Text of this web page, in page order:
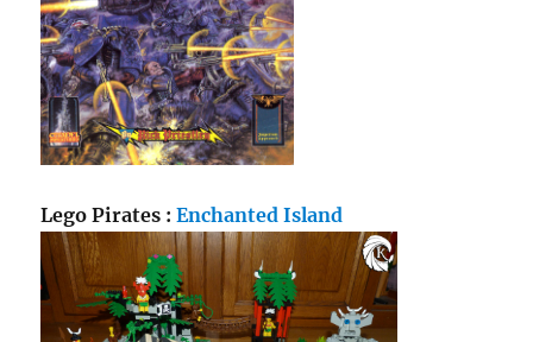
Lego Pirates :Enchanted Island